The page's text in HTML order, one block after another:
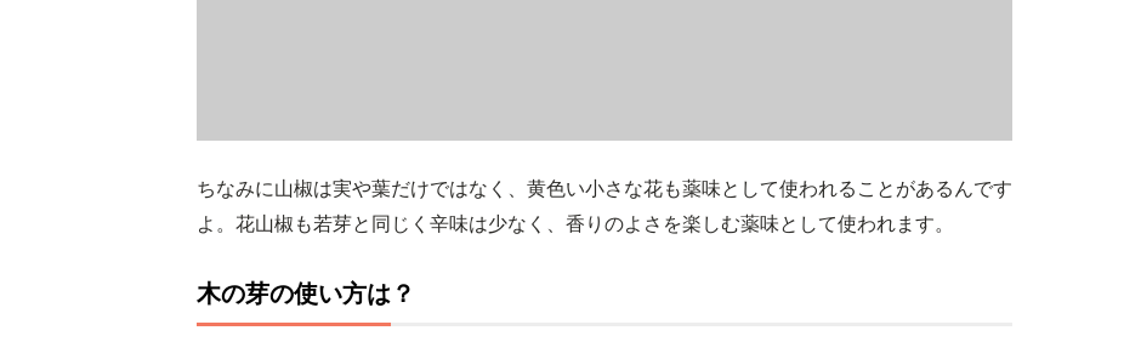
ちなみに山椒は実や葉だけではなく、黄色い小さな花も薬味として使われることがあるんです
よ。花山椒も若芽と同じく辛味は少なく、香りのよさを楽しむ薬味として使われます。
木の芽の使い方は？